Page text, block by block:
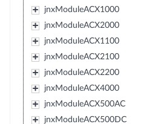
jnxModuleACX1000
jnxModuleACX2000
jnxModuleACX1100
jnxModuleACX2100
jnxModuleACX2200
jnxModuleACX4000
jnxModuleACX500AC
jnxModuleACX500DC